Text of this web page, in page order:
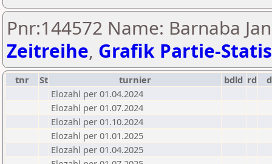
Pnr:144572 Name: Barnaba
Zeitreihe, Grafik Partie-
tnr St turnier bdld rd
Elozahl per 01.04.2024
Elozahl per 01.07.2024
Elozahl per 01.10.2024
Elozahl per 01.01.2025
Elozahl per 01.04.2025